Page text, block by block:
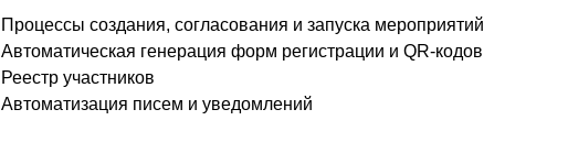
Процессы создания, согласования и запуска мероприятий
Автоматическая генерация форм регистрации и QR-кодов
Реестр участников
Автоматизация писем и уведомлений